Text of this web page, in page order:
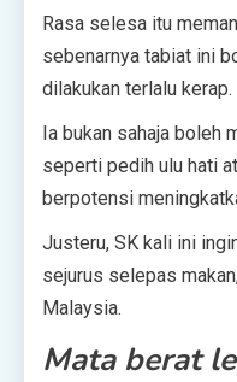
Rasa selesa itu
sebenarnya tabiat ini
dilakukan terlalu kerap.
Ia bukan sahaja boleh
seperti pedih ulu hati
berpotensi
Justeru, SK kali ini
sejurus selepas
Malaysia.
Mata berat